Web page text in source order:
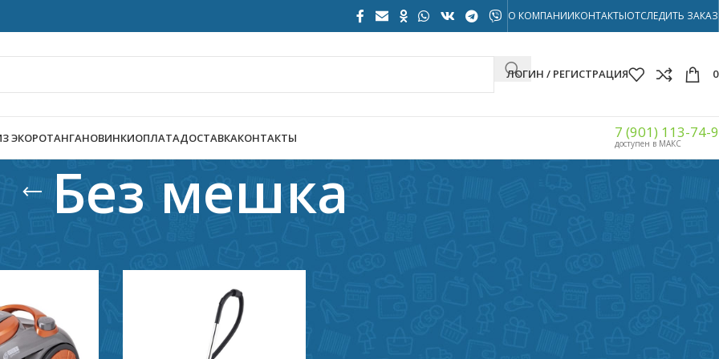
О КОМПАНИИКОНТАКТЫОТСЛЕДИТЬ ЗАКАЗ
ЛОГИН / РЕГИСТРАЦИЯ
ЭКОРОТАНГАНОВИНКИОПЛАТАДОСТАВКАКОНТАКТЫ 7 (901) 113-74-
доступен в МАКС
Без мешка